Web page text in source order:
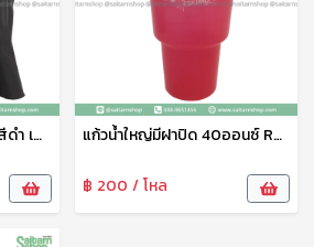
ถุงมือยางอเนกประสงค์ สีดำ เสือ แก้วน้ำใหญ่มีฝาปิด 40ออนซ์ R40B Eskimo
฿ 200 / โหล